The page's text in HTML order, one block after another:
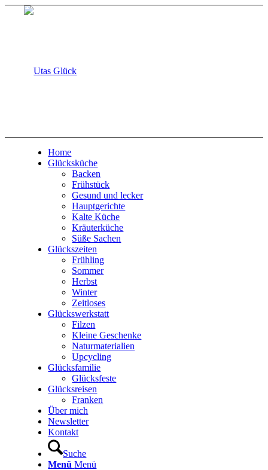
Home
Glücksküche
Backen
Frühstück
Gesund und lecker
Hauptgerichte
Kalte Küche
Kräuterküche
Süße Sachen
Glückszeiten
Frühling
Sommer
Herbst
Winter
Zeitloses
Glückswerkstatt
Filzen
Kleine Geschenke
Naturmaterialien
Upcycling
Glücksfamilie
Glücksfeste
Glücksreisen
Franken
Über mich
Newsletter
Kontakt
Suche
Menü Menü